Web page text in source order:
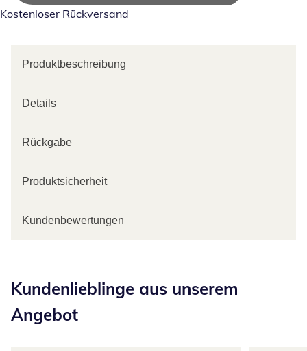
Kostenloser Rückversand
Produktbeschreibung
Details
Rückgabe
Produktsicherheit
Kundenbewertungen
Kundenlieblinge aus unserem
Angebot